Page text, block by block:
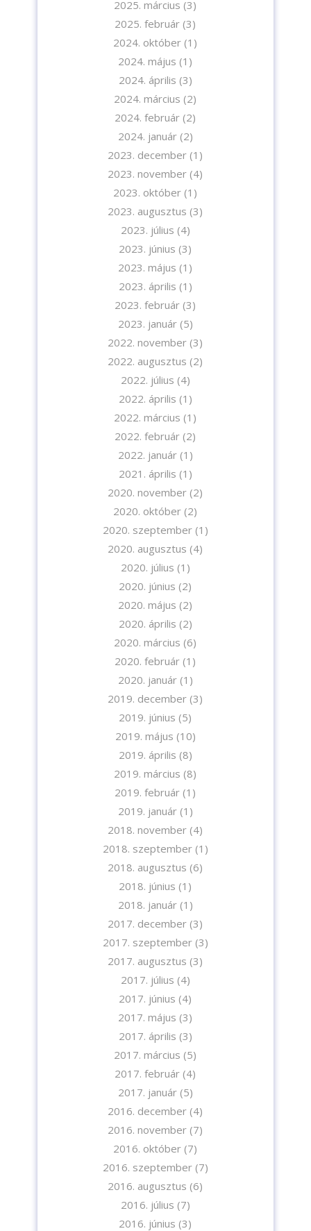
2025. március (3)
2025. február (3)
2024. október (1)
2024. május (1)
2024. április (3)
2024. március (2)
2024. február (2)
2024. január(2)
2023. december (1)
2023. november (4)
2023. október (1)
2023. augusztus (3)
2023. július (4)
2023. június (3)
2023. május (1)
2023. április (1)
2023. február (3)
2023. január(5)
2022. november (3)
2022. augusztus (2)
2022. július (4)
2022. április (1)
2022. március (1)
2022. február (2)
2022. január(1)
2021. április (1)
2020. november (2)
2020. október (2)
2020. szeptember(1)
2020. augusztus (4)
2020. július (1)
2020. június (2)
2020. május (2)
2020. április (2)
2020. március (6)
2020. február (1)
2020. január(1)
2019. december (3)
2019. június (5)
2019. május (10)
2019. április (8)
2019. március (8)
2019. február (1)
2019. január(1)
2018. november (4)
2018. szeptember(1)
2018. augusztus (6)
2018. június (1)
2018. január(1)
2017. december (3)
2017. szeptember(3)
2017. augusztus (3)
2017. július (4)
2017. június (4)
2017. május (3)
2017. április (3)
2017. március (5)
2017. február (4)
2017. január(5)
2016. december (4)
2016. november (7)
2016. október (7)
2016. szeptember(7)
2016. augusztus (6)
2016. július (7)
2016. június (3)
A feliratkozással elfogadja az adatvédelmi tájékoztatónkat. Elolvasom
Adatvédelmi tájékoztatót.
Feliratkozom